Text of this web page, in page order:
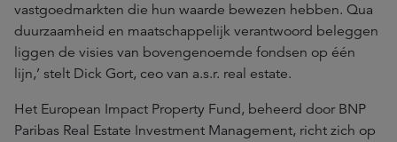
vastgoedmarkten die hun waarde bewezen hebben. Qua
duurzaamheid en maatschappelijk verantwoord beleggen
liggen de visies van bovengenoemde fondsen op één
lijn,’ stelt Dick Gort, ceo van a.s.r. real estate.
Het European Impact Property Fund, beheerd door BNP
Paribas Real Estate Investment Management, richt zich op